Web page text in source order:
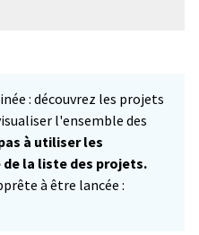
: découvrez les projets
l'ensemble des
à utiliser les
la liste des projets.
à être lancée :